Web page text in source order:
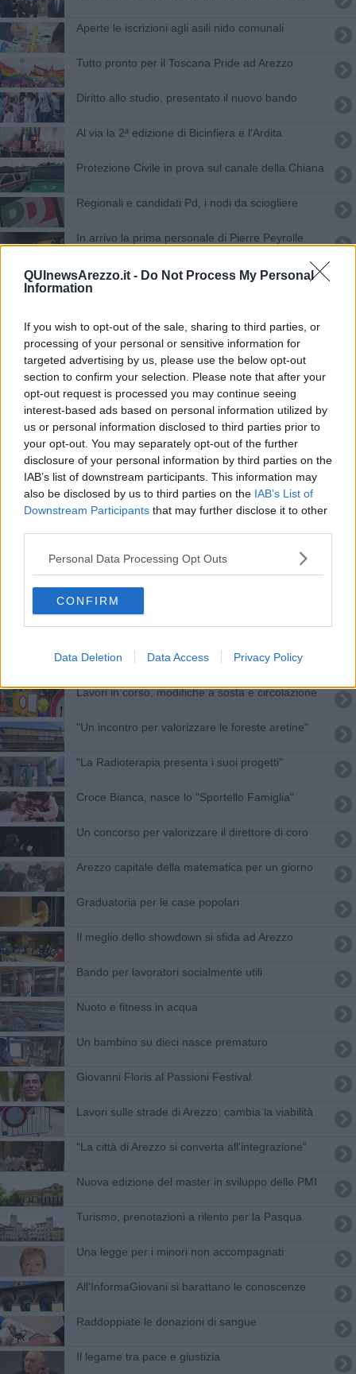
QUInewsArezzo.it - Do Not Process My Personal
Information
If you wish to opt-out of the sale, sharing to third parties, or
processing of your personal or sensitive information for
targeted advertising by us, please use the below opt-out
section to confirm your selection. Please note that after your
opt-out request is processed you may continue seeing
interest-based ads based on personal information utilized by
us or personal information disclosed to third parties prior to
your opt-out. You may separately opt-out of the further
disclosure of your personal information by third parties on the
IAB’s list of downstream participants. This information may
also be disclosed by us to third parties on the IAB’s List of
Downstream Participants that may further disclose it to other
Personal Data Processing Opt Outs
CONFIRM
Data Deletion Data Access Privacy Policy
Aperte le iscrizioni agli asili nido comunali
Tutto pronto per il Toscana Pride ad Arezzo
Diritto allo studio, presentato il nuovo bando
Al via la 2ª edizione di Bicinfiera e l’Ardita
Protezione Civile in prova sul canale della Chiana
Regionali e candidati Pd, i nodi da sciogliere
In arrivo la prima personale di Pierre Peyrolle
"Grave far mancare il numero legale"
Al via il primo Festival dello spettatore
Voli in mongolfiera e concerti prima del voto
Lello Arena porta Molière al Puccini
Koinè, assegnati gli appartamenti ad otto disabili
Lavori sulle strade: come cambia la viabilità
Sblocco scuderie ritardato, caos per la Colombina
Periodo giostresco: variazioni a traffico e sosta
Il Celtic Festival a Villa Severi
Settima edizione di Shopping sotto le Stelle
Lavori in corso, modifiche a sosta e circolazione
"Un incontro per valorizzare le foreste aretine"
"La Radioterapia presenta i suoi progetti"
Croce Bianca, nasce lo "Sportello Famiglia"
Un concorso per valorizzare il direttore di coro
Arezzo capitale della matematica per un giorno
Graduatoria per le case popolari
Il meglio dello showdown si sfida ad Arezzo
Bando per lavoratori socialmente utili
Nuoto e fitness in acqua
Un bambino su dieci nasce prematuro
Giovanni Floris al Passioni Festival
Lavori sulle strade di Arezzo: cambia la viabilità
“La città di Arezzo si converta all'integrazione”
Nuova edizione del master in sviluppo delle PMI
Turismo, prenotazioni a rilento per la Pasqua
Una legge per i minori non accompagnati
All'InformaGiovani si barattano le conoscenze
Raddoppiate le donazioni di sangue
Il legame tra pace e giustizia